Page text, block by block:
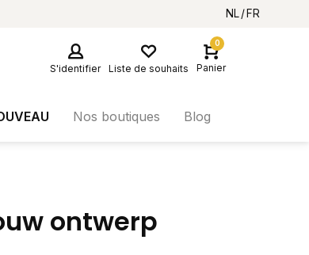
NL FR
S'identifier Liste de souhaits
0
Panier
Nos boutiques Blog
ontwerp